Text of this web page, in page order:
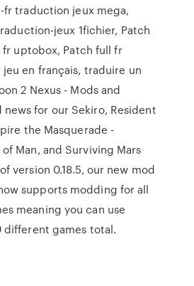
fr traduction jeux mega,
jeux 1fichier, Patch
uptobox, Patch full fr
en français, traduire un
2 Nexus - Mods and
for our Sekiro, Resident
the Masquerade -
Man, and Surviving Mars
version 0.18.5, our new mod
supports modding for all
meaning you can use
different games total.